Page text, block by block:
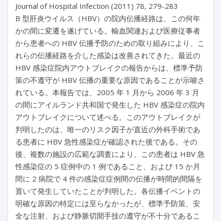
Journal of Hospital Infection (2011) 78, 279-283
B 型肝炎ウイルス（HBV）の院内伝播経路は、この何年
かの間に変遷を遂げている。輸血関連および医療従事者
から患者への HBV 伝播予防のための取り組みにより、こ
れらの伝播経路を介した感染は改善されてきた。最近の
HBV 感染症院内アウトブレイクの報告からは、標準予防
策の不遵守が HBV 伝播の重要な原因であることが示唆さ
れている。本報告では、2005 年 1 月から 2006 年 3 月
の間にアイルランド共和国で発生した HBV 感染症の院内
アウトブレイクについて述べる。このアウトブレイクが
判明したのは、唯一のリスク因子が直近の外科手術であ
る患者に HBV 急性感染症が確認された後である。その
後、複数の施設の広範な調査により、この患者は HBV 急
性感染症の 5 症例中の 1 例であること、および 15 か月
間に 2 病院で 4 件の感染症症例間の伝播が時間的間隔を
置いて発生していたことが判明した。各伝播イベントの
明確な原因の特定には至らなかったが、標準予防策、安
全な注射、および静脈切開手技の遵守が不十分であるこ